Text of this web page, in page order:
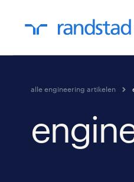
alle engineering artikelen